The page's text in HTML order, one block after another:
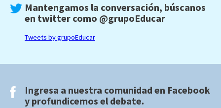
Mantengamos la conversación, búscanos
en twitter como @grupoEducar
Tweets by grupoEducar
Ingresa a nuestra comunidad en Facebook
y profundicemos el debate.